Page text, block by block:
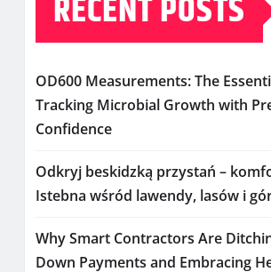
RECENT POSTS
OD600 Measurements: The
Tracking Microbial Growth with
Confidence
Odkryj beskidzką przystań –
Istebna wśród lawendy, lasów i
Why Smart Contractors Are
Down Payments and Embracing